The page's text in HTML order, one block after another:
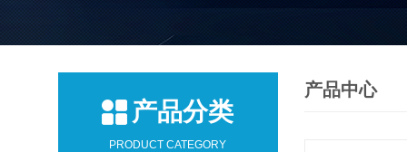
产品分类
PRODUCT CATEGORY
产品中心